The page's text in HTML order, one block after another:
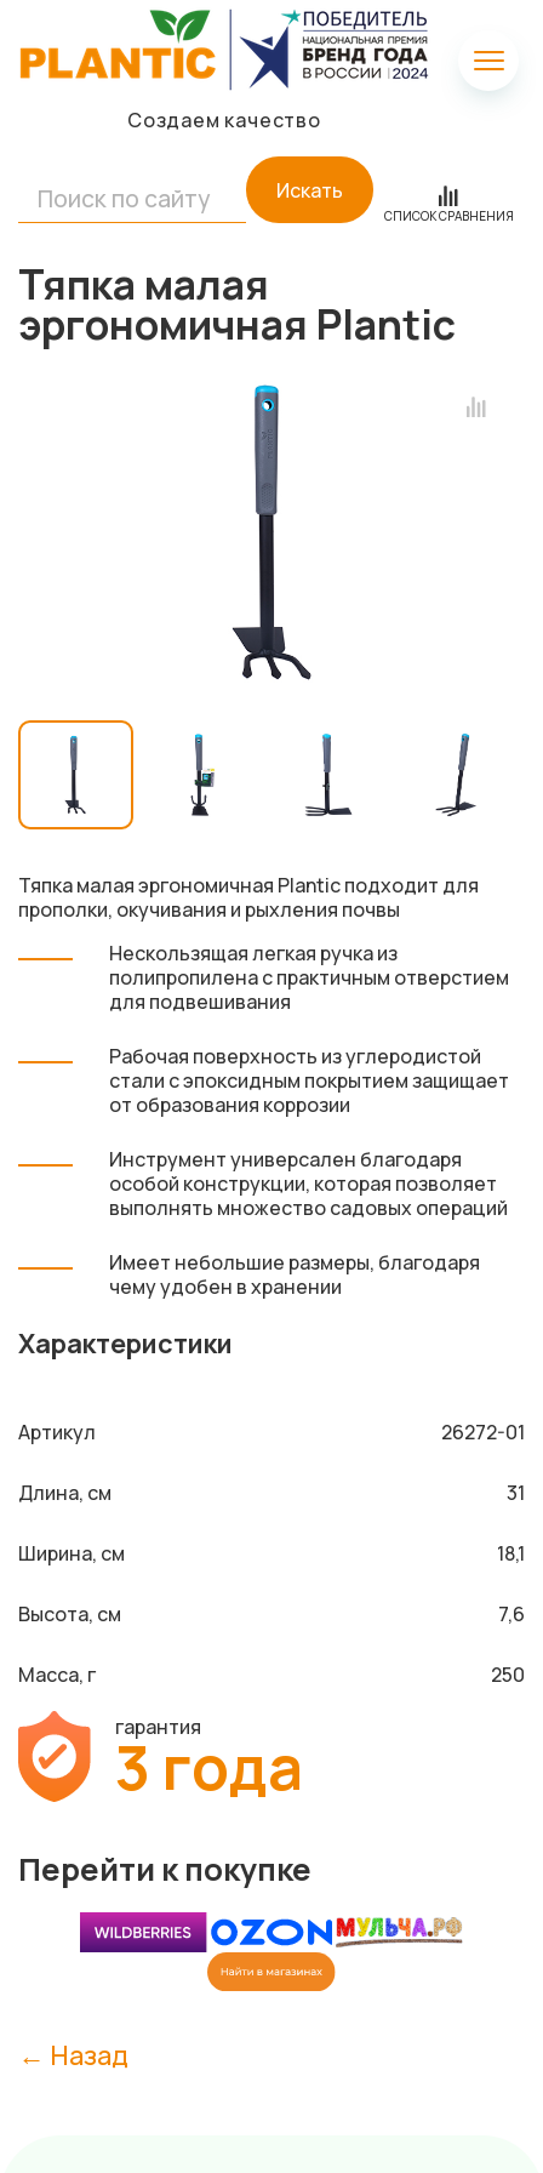
Создаем качество
Искать
СПИСОК СРАВНЕНИЯ
Тяпка малая
эргономичная Plantic
Тяпка малая эргономичная Plantic подходит для
прополки, окучивания и рыхления почвы
Нескользящая легкая ручка из
полипропилена с практичным отверстием
для подвешивания
Рабочая поверхность из углеродистой
стали с эпоксидным покрытием защищает
от образования коррозии
Инструмент универсален благодаря
особой конструкции, которая позволяет
выполнять множество садовых операций
Имеет небольшие размеры, благодаря
чему удобен в хранении
Характеристики
Артикул 26272-01
Длина, см 31
Ширина, см 18,1
Высота, см 7,6
Масса, г
250
гарантия
3 года
Перейти к покупке
← Назад